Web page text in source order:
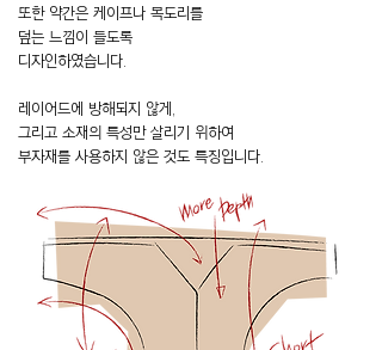
또한 약간은 케이프나 목도리를
덮는 느낌이 들도록
디자인하였습니다.
레이어드에 방해되지 않게,
그리고 소재의 특성만 살리기 위하여
부자재를 사용하지 않은 것도 특징입니다.